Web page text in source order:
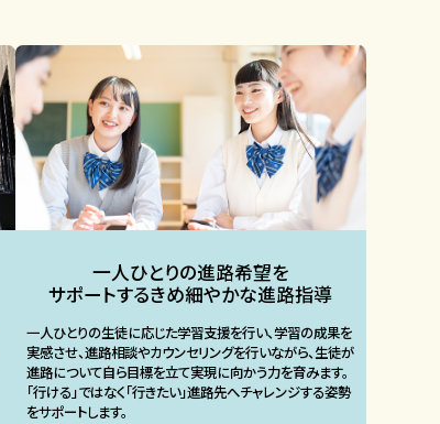
一人ひとりの進路希望を
サポートするきめ細やかな進路指導
一人ひとりの生徒に応じた学習支援を行い、学習の成果を
実感させ、進路相談やカウンセリングを行いながら、生徒が
進路について自ら目標を立て実現に向かう力を育みます。
「行ける」ではなく「行きたい」進路先へチャレンジする姿勢
をサポートします。